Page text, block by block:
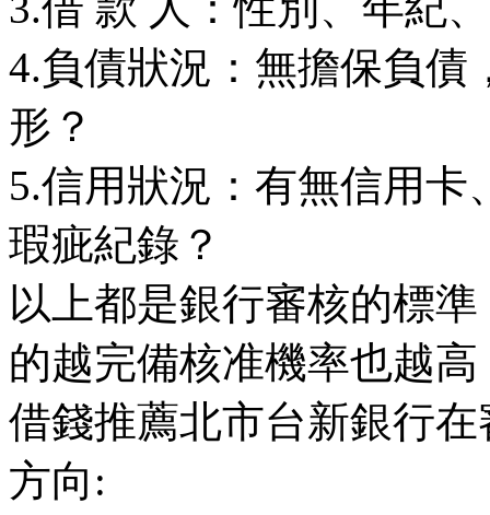
4.負債狀況：無擔保負債
形？
5.信用狀況：有無信用
瑕疵紀錄？
以上都是銀行審核的標準
的越完備核准機率也越高
借錢推薦北市台新銀行
方向: